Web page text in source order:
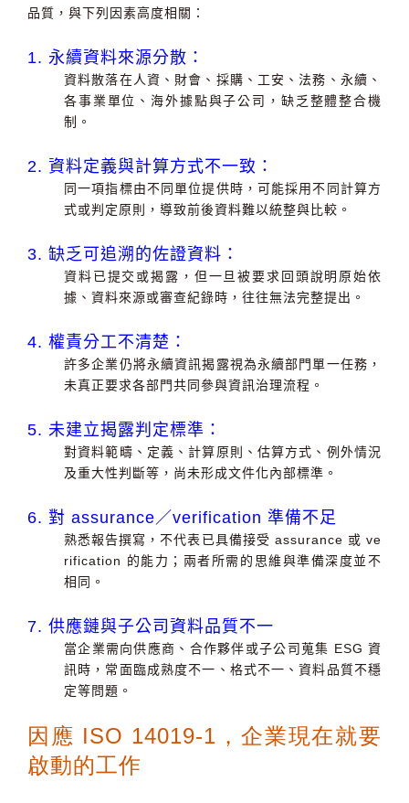
品質，與下列因素高度相關：
1. 永續資料來源分散：
資料散落在人資、財會、採購、工安、法務、永續、
各事業單位、海外據點與子公司，缺乏整體整合機
制。
2. 資料定義與計算方式不一致：
同一項指標由不同單位提供時，可能採用不同計算方
式或判定原則，導致前後資料難以統整與比較。
3. 缺乏可追溯的佐證資料：
資料已提交或揭露，但一旦被要求回頭說明原始依
據、資料來源或審查紀錄時，往往無法完整提出。
4. 權責分工不清楚：
許多企業仍將永續資訊揭露視為永續部門單一任務，
未真正要求各部門共同參與資訊治理流程。
5. 未建立揭露判定標準：
對資料範疇、定義、計算原則、估算方式、例外情況
及重大性判斷等，尚未形成文件化內部標準。
6. 對 assurance／verification 準備不足
熟悉報告撰寫，不代表已具備接受 assurance 或 ve
rification 的能力；兩者所需的思維與準備深度並不
相同。
7. 供應鏈與子公司資料品質不一
當企業需向供應商、合作夥伴或子公司蒐集 ESG 資
訊時，常面臨成熟度不一、格式不一、資料品質不穩
定等問題。
因應 ISO 14019-1，企業現在就要
啟動的工作